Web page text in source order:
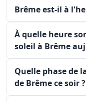
Brême est-il à
À quelle heure
soleil à Brême
Quelle phase de
de Brême ce soir ?